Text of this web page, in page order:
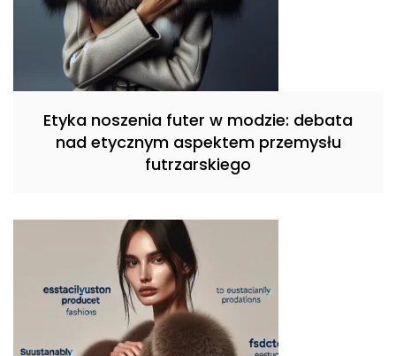
Etyka noszenia futer w modzie: debata
nad etycznym aspektem przemysłu
futrzarskiego